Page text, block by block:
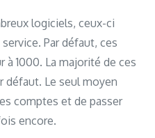
logiciels, ceux-ci
Par défaut, ces
1000. La majorité de ces
défaut. Le seul moyen
comptes et de passer
encore.